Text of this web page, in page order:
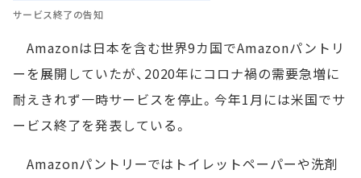
サービス終了の告知
Amazonは日本を含む世界9カ国でAmazonパントリ
ーを展開していたが、2020年にコロナ禍の需要急増に
耐えきれず一時サービスを停止。今年1月には米国でサ
ービス終了を発表している。
Amazonパントリーではトイレットペーパーや洗剤